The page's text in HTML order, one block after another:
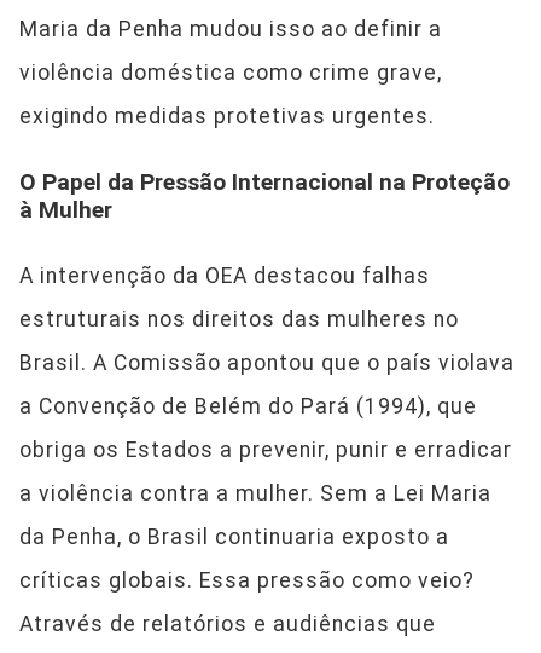
Maria da Penha mudou isso ao definir a
violência doméstica como crime grave,
exigindo medidas protetivas urgentes.
O Papel da Pressão Internacional na Proteção
à Mulher
A intervenção da OEA destacou falhas
estruturais nos direitos das mulheres no
Brasil. A Comissão apontou que o país violava
a Convenção de Belém do Pará (1994), que
obriga os Estados a prevenir, punir e erradicar
a violência contra a mulher. Sem a Lei Maria
da Penha, o Brasil continuaria exposto a
críticas globais. Essa pressão como veio?
Através de relatórios e audiências que